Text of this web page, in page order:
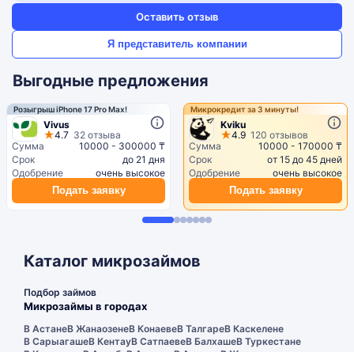
Оставить отзыв
Я представитель компании
Выгодные предложения
Розыгрыш iPhone 17 Pro Max!
Vivus
4.7 32 отзыва
Сумма
10000 - 300000 ₸
Срок
до 21 дня
Одобрение
очень высокое
Подать заявку
Микрокредит за 3 минуты!
Kviku
4.9 120 отзывов
Сумма
10000 - 170000 ₸
Срок
от 15 до 45 дней
Одобрение
очень высокое
Подать заявку
Каталог микрозаймов
Подбор займов
Микрозаймы в городах
В АстанеВ ЖанаозенеВ КонаевеВ ТалгареВ Каскелене
В СарыагашеВ КентауВ СатпаевеВ БалхашеВ Туркестане